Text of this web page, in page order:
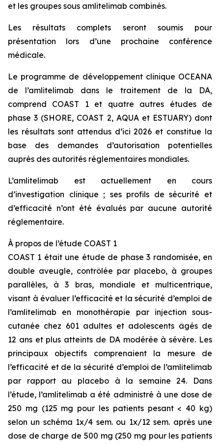
et les groupes sous amlitelimab combinés.
Les résultats complets seront soumis pour
présentation lors d’une prochaine conférence
médicale.
Le programme de développement clinique OCEANA
de l’amlitelimab dans le traitement de la DA,
comprend COAST 1 et quatre autres études de
phase 3 (SHORE, COAST 2, AQUA et ESTUARY) dont
les résultats sont attendus d’ici 2026 et constitue la
base des demandes d’autorisation potentielles
auprès des autorités réglementaires mondiales.
L’amlitelimab est actuellement en cours
d’investigation clinique ; ses profils de sécurité et
d’efficacité n’ont été évalués par aucune autorité
réglementaire.
À propos de l’étude COAST 1
COAST 1 était une étude de phase 3 randomisée, en
double aveugle, contrôlée par placebo, à groupes
parallèles, à 3 bras, mondiale et multicentrique,
visant à évaluer l’efficacité et la sécurité d’emploi de
l’amlitelimab en monothérapie par injection sous-
cutanée chez 601 adultes et adolescents âgés de
12 ans et plus atteints de DA modérée à sévère. Les
principaux objectifs comprenaient la mesure de
l’efficacité et de la sécurité d’emploi de l’amlitelimab
par rapport au placebo à la semaine 24. Dans
l’étude, l’amlitelimab a été administré à une dose de
250 mg (125 mg pour les patients pesant < 40 kg)
selon un schéma 1x/4 sem. ou 1x/12 sem. après une
dose de charge de 500 mg (250 mg pour les patients